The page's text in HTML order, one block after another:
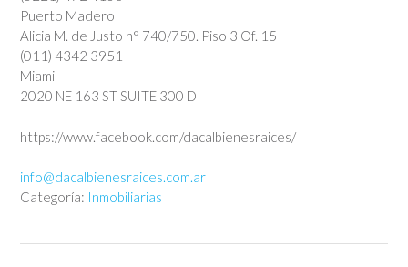
Puerto Madero
Alicia M. de Justo n° 740/750. Piso 3 Of. 15
(011) 4342 3951
Miami
2020 NE 163 ST SUITE 300 D
https://www.facebook.com/dacalbienesraices/
info@dacalbienesraices.com.ar
Categoría: Inmobiliarias